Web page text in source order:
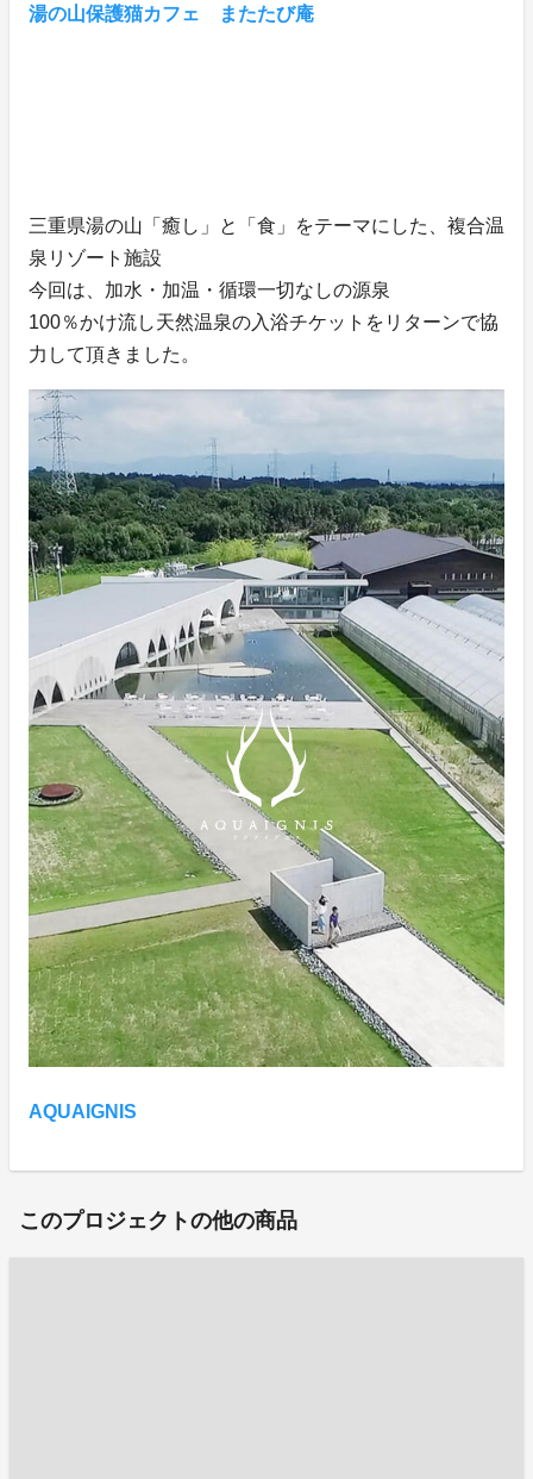
湯の山保護猫カフェ またたび庵
三重県湯の山「癒し」と「食」をテーマにした、複合温
泉リゾート施設
今回は、加水・加温・循環一切なしの源泉
100％かけ流し天然温泉の入浴チケットをリターンで協
力して頂きました。
AQUAIGNIS
このプロジェクトの他の商品